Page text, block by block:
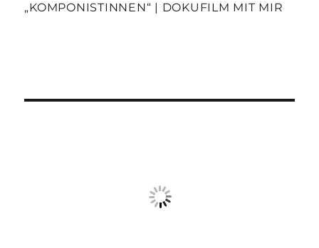
„KOMPONISTINNEN“ | DOKUFILM MIT MIR